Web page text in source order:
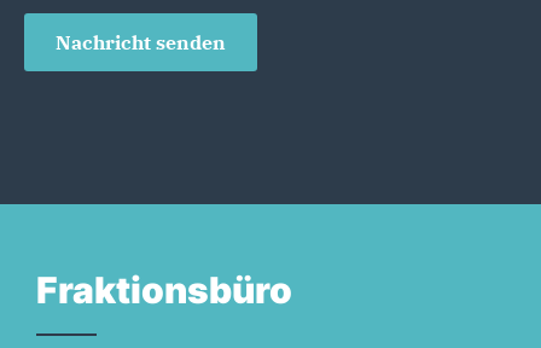
Nachricht senden
Fraktionsbüro